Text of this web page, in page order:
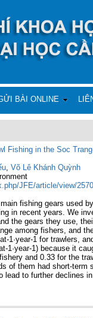
BÀI ONLINE
Fishing in the Soc
, Võ Lê Khánh Quỳnh
JFE/article/view/
fishing gears used
in recent years. We
the gears they use,
among fishers, and
-1·year-1 for trawlers,
-1·year-1) because it
and 0.33 for the
of them had short-
lead to further declines